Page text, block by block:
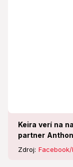
Keira verí na
partner
Zdroj: